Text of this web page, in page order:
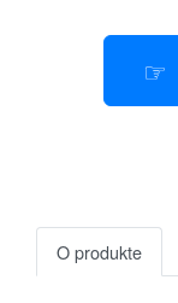
O produkte